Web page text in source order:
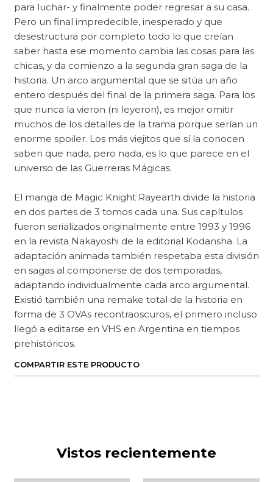
para luchar- y finalmente poder regresar a su casa.
Pero un final impredecible, inesperado y que
desestructura por completo todo lo que creían
saber hasta ese momento cambia las cosas para las
chicas, y da comienzo a la segunda gran saga de la
historia. Un arco argumental que se sitúa un año
entero después del final de la primera saga. Para los
que nunca la vieron (ni leyeron), es mejor omitir
muchos de los detalles de la trama porque serían un
enorme spoiler. Los más viejitos que sí la conocen
saben que nada, pero nada, es lo que parece en el
universo de las Guerreras Mágicas.
El manga de Magic Knight Rayearth divide la historia
en dos partes de 3 tomos cada una. Sus capítulos
fueron serializados originalmente entre 1993 y 1996
en la revista Nakayoshi de la editorial Kodansha. La
adaptación animada también respetaba esta división
en sagas al componerse de dos temporadas,
adaptando individualmente cada arco argumental.
Existió también una remake total de la historia en
forma de 3 OVAs recontraoscuros, el primero incluso
llegó a editarse en VHS en Argentina en tiempos
prehistóricos.
COMPARTIR ESTE PRODUCTO
Vistos recientemente